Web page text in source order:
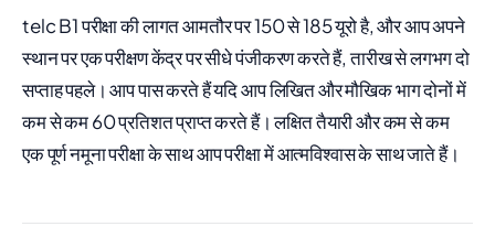
telc B1 परीक्षा की लागत आमतौर पर 150 से 185 यूरो है, और आप अपने
स्थान पर एक परीक्षण केंद्र पर सीधे पंजीकरण करते हैं, तारीख से लगभग दो
सप्ताह पहले। आप पास करते हैं यदि आप लिखित और मौखिक भाग दोनों में
कम से कम 60 प्रतिशत प्राप्त करते हैं। लक्षित तैयारी और कम से कम
एक पूर्ण नमूना परीक्षा के साथ आप परीक्षा में आत्मविश्वास के साथ जाते हैं।